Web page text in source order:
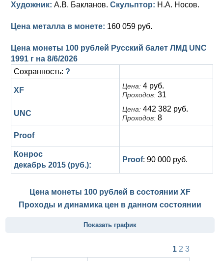
Художник: А.В. Бакланов. Скульптор: Н.А. Носов.
Цена металла в монете: 160 059 руб.
Цена монеты 100 рублей Русский балет ЛМД UNC
1991 г на 8/6/2026
Сохранность: ?
XF Цена: 4 руб.
Проходов: 31
UNC Цена: 442 382 руб.
Проходов: 8
Proof
Конрос
декабрь 2015 (руб.):
Proof: 90 000 руб.
Цена монеты 100 рублей в состоянии XF
Проходы и динамика цен в данном состоянии
Показать график
1 2 3